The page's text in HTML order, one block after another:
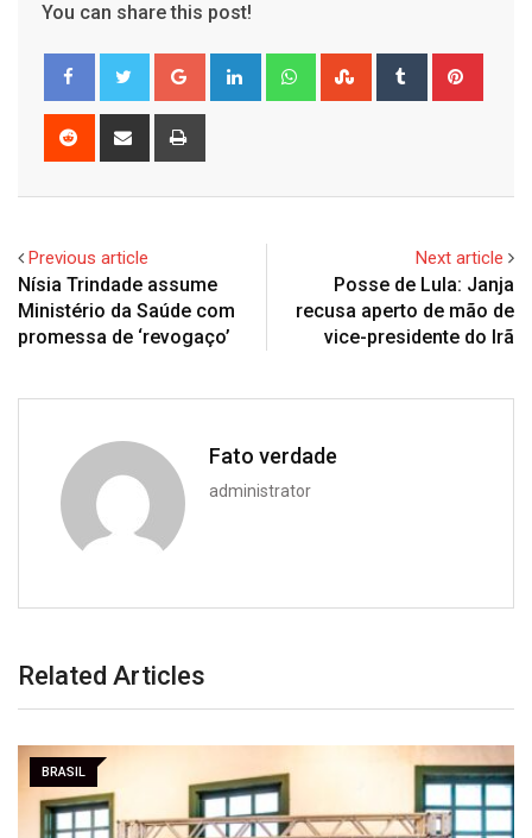
You can share this post!
Google+ LinkedIn WhatsappStumbleUpon
Tumblr
Reddit
Share
Previous article
Nísia Trindade assume
Ministério da Saúde com
promessa de ‘revogaço’
Next article
Posse de Lula: Janja
recusa aperto de mão de
vice-presidente do Irã
Fato verdade
administrator
Related Articles
BRASIL